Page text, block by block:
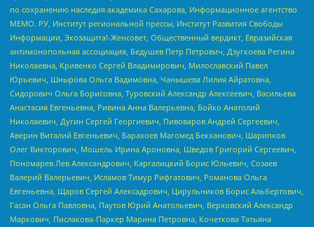
по сохранению наследия академика Сахарова, Информационное агентство
МЕМО. РУ, Институт региональной прессы, Институт Развития Свободы
Информации, Экозащита!-Женсовет, Общественный вердикт, Евразийская
антимонопольная ассоциация, Бедушев Петр Петрович, Дзугкоева Регина
Николаевна, Кривенко Сергей Владимирович, Милославский Павел
Юрьевич, Шнырова Ольга Вадимовна, Чанышева Лилия Айратовна,
Сидорович Ольга Борисовна, Туровский Александр Алексеевич, Васильева
Анастасия Евгеньевна, Ривина Анна Валерьевна, Бойко Анатолий
Николаевич, Дугин Сергей Георгиевич, Пивоваров Андрей Сергеевич,
Аверин Виталий Евгеньевич, Барахоев Магомед Бекханович, Шарипков
Олег Викторович, Мошель Ирина Ароновна, Шведов Григорий Сергеевич,
Пономарев Лев Александрович, Каргалицкий Борис Юльевич, Созаев
Валерий Валерьевич, Исламов Тимур Рифгатович, Романова Ольга
Евгеньевна, Щаров Сергей Алексадрович, Цирульников Борис Альбертович,
Гасан Ольга Павловна, Паутов Юрий Анатольевич, Верховский Александр
Маркович, Пислакова-Паркер Марина Петровна, Кочеткова Татьяна